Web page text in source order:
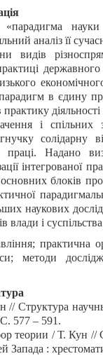
«парадигма
аналіз її
видів
в єдину
і
солідарну
праці. Надано
інтегрованої
блоків
наукових
влади і
практична
методи
// Структура
577 – 591.
теории / Т. Кун //
Запада :